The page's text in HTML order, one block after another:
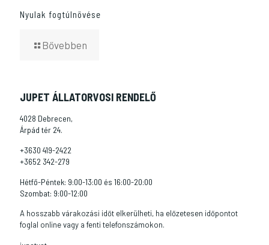
Nyulak fogtúlnövése
Bővebben
JUPET ÁLLATORVOSI RENDELŐ
4028 Debrecen,
Árpád tér 24.
+3630 419-2422
+3652 342-279
Hétfő-Péntek: 9:00-13:00 és 16:00-20:00
Szombat: 9:00-12:00
A hosszabb várakozási időt elkerülheti, ha előzetesen időpontot
foglal online vagy a fenti telefonszámokon.